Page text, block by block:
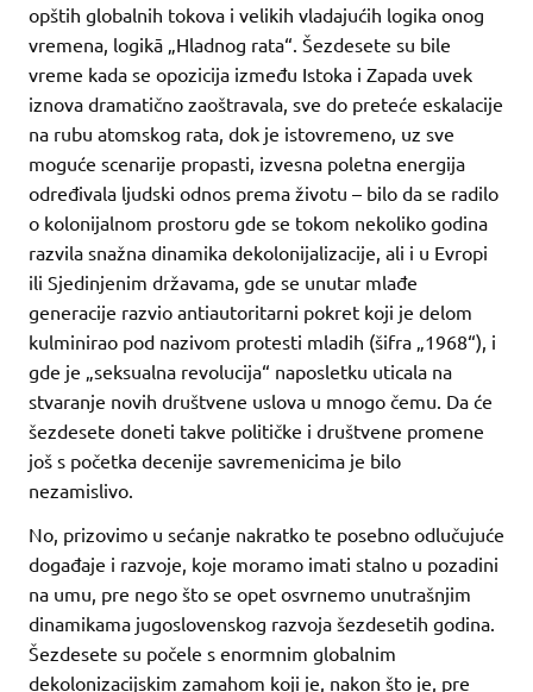
opštih globalnih tokova i velikih vladajućih logika onog
vremena, logikā „Hladnog rata“. Šezdesete su bile
vreme kada se opozicija između Istoka i Zapada uvek
iznova dramatično zaoštravala, sve do preteće eskalacije
na rubu atomskog rata, dok je istovremeno, uz sve
moguće scenarije propasti, izvesna poletna energija
određivala ljudski odnos prema životu – bilo da se radilo
o kolonijalnom prostoru gde se tokom nekoliko godina
razvila snažna dinamika dekolonijalizacije, ali i u Evropi
ili Sjedinjenim državama, gde se unutar mlađe
generacije razvio antiautoritarni pokret koji je delom
kulminirao pod nazivom protesti mladih (šifra „1968“), i
gde je „seksualna revolucija“ naposletku uticala na
stvaranje novih društvene uslova u mnogo čemu. Da će
šezdesete doneti takve političke i društvene promene
još s početka decenije savremenicima je bilo
nezamislivo.
No, prizovimo u sećanje nakratko te posebno odlučujuće
događaje i razvoje, koje moramo imati stalno u pozadini
na umu, pre nego što se opet osvrnemo unutrašnjim
dinamikama jugoslovenskog razvoja šezdesetih godina.
Šezdesete su počele s enormnim globalnim
dekolonizacijskim zamahom koji je, nakon što je, pre